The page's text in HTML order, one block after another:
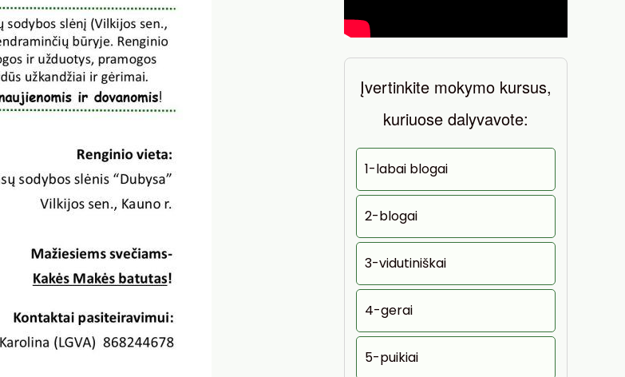
Įvertinkite mokymo kursus,
kuriuose dalyvavote:
1-labai blogai
2-blogai
3-vidutiniškai
4-gerai
5-puikiai